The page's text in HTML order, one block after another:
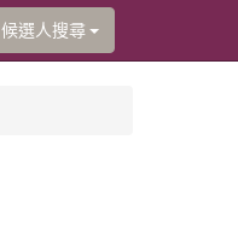
候選人搜尋